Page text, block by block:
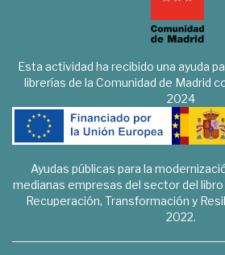
Esta actividad ha recibido una ayuda
librerías de la Comunidad de Madrid
2024
Ayudas públicas para la
medianas empresas del sector del
Recuperación, Transformación y
2022.